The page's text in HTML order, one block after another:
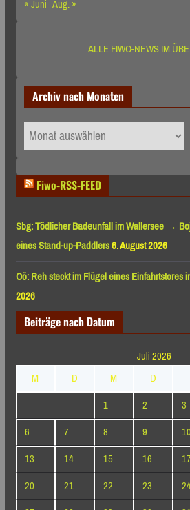
« Juni Aug. »
ALLE FIWO-NEWS IM
Archiv nach Monaten
Archiv
nach
Fiwo-RSS-FEED
Sbg: Tödlicher Badeunfall im Wallersee →
eines Stand-up-Paddlers6. August 2026
Oö: Reh steckt im Flügel eines Einfahrtstores
2026
Beiträge nach Datum
Juli 2026
M
D M D
1
2 3
6
7 8 9 10
13
14 15 16
20
21 22 23